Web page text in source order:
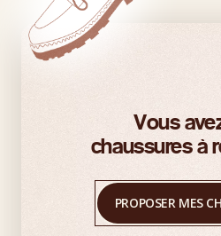
Vous
chaussures à
PROPOSER MES